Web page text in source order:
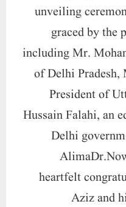
heartfelt
Aziz and
meticulous
booklet. Her
she conveyed
connected
inaugural
testament to
AIMEPP